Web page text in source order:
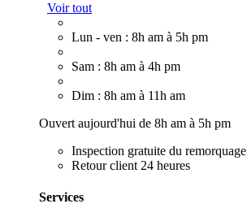
Voir tout
Lun - ven : 8h am à 5h pm
Sam : 8h am à 4h pm
Dim : 8h am à 11h am
Ouvert aujourd'hui de 8h am à 5h pm
Inspection gratuite du remorquage
Retour client 24 heures
Services